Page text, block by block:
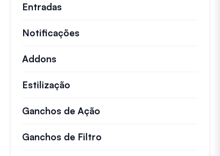
Entradas
Notificações
Addons
Estilização
Ganchos de Ação
Ganchos de Filtro